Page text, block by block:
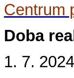
Centrum
Doba
1. 7.